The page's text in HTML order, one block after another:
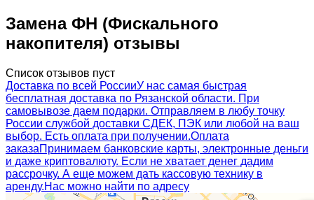
Замена ФН (Фискального
накопителя) отзывы
Список отзывов пуст
Доставка по всей РоссииУ нас самая быстрая
бесплатная доставка по Рязанской области. При
самовывозе даем подарки. Отправляем в любу точку
России службой доставки СДЕК, ПЭК или любой на ваш
выбор. Есть оплата при получении.Оплата
заказаПринимаем банковские карты, электронные деньги
и даже криптовалюту. Если не хватает денег дадим
рассрочку. А еще можем дать кассовую технику в
аренду.Нас можно найти по адресу